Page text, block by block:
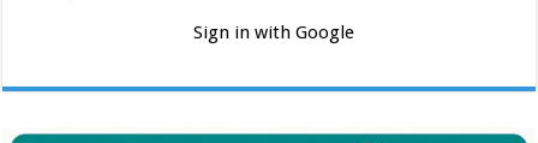
Sign in with Google